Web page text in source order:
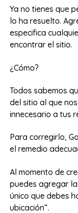
Ya no tienes que
lo ha resuelto.
especifica
encontrar el sitio.
¿Cómo?
Todos sabemos
del sitio al que
innecesario a tus
Para corregirlo,
el remedio
Al momento de
puedes agregar
único que debes
ubicación”.